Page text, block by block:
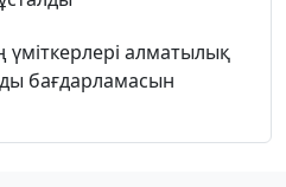
алматылық
бағдарламасын